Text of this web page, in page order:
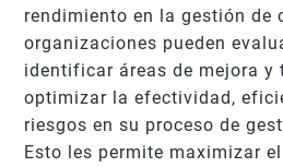
rendimiento en la gestión de
organizaciones pueden
identificar áreas de mejora y
optimizar la efectividad,
riesgos en su proceso de
Esto les permite maximizar